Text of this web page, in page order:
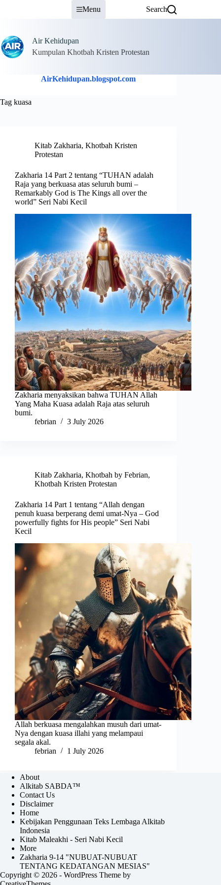
Menu Search
Air Kehidupan
Kumpulan Khotbah Kristen Protestan
AirKehidupan.blogspot.com
Tag kuasa
Kitab Zakharia, Khotbah Kristen
Protestan
Zakharia 14 Part 2 tentang “TUHAN adalah
Raja yang berkuasa atas seluruh bumi –
Remarkably God is The Kings all over the
world” Seri Nabi Kecil
Zakharia menyaksikan bahwa TUHAN Allah
Yang Maha Kuasa adalah Raja atas seluruh
bumi.
febrian
3 July 2026
Kitab Zakharia, Khotbah by Febrian,
Khotbah Kristen Protestan
Zakharia 14 Part 1 tentang “Allah dengan
penuh kuasa berperang demi umat-Nya – God
powerfully fights for His people” Seri Nabi
Kecil
Allah berkuasa mengalahkan musuh dari umat-
Nya dengan kuasa illahi yang melampaui
segala akal.
febrian
1 July 2026
About
Alkitab SABDA™
Contact Us
Disclaimer
Home
Kebijakan Penggunaan Teks Lembaga Alkitab
Indonesia
Kitab Maleakhi - Seri Nabi Kecil
More
Zakharia 9-14 "NUBUAT-NUBUAT
TENTANG KEDATANGAN MESIAS"
Copyright © 2026 - WordPress Theme by